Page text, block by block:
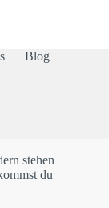
Blog
stehen
du